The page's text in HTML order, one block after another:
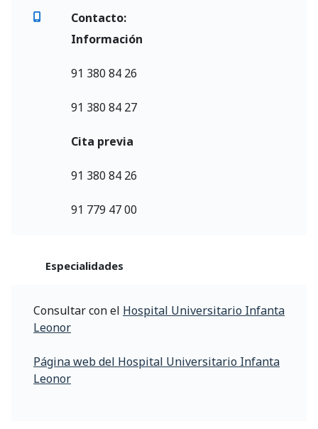
Contacto:
Información
91 380 84 26
91 380 84 27
Cita previa
91 380 84 26
91 779 47 00
Especialidades
Consultar con el Hospital Universitario Infanta
Leonor
Página web del Hospital Universitario Infanta
Leonor